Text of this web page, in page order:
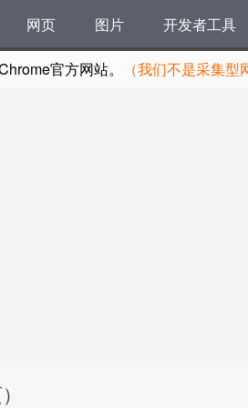
网页 图片 开发者工具
官方网站。 （我们不是采集